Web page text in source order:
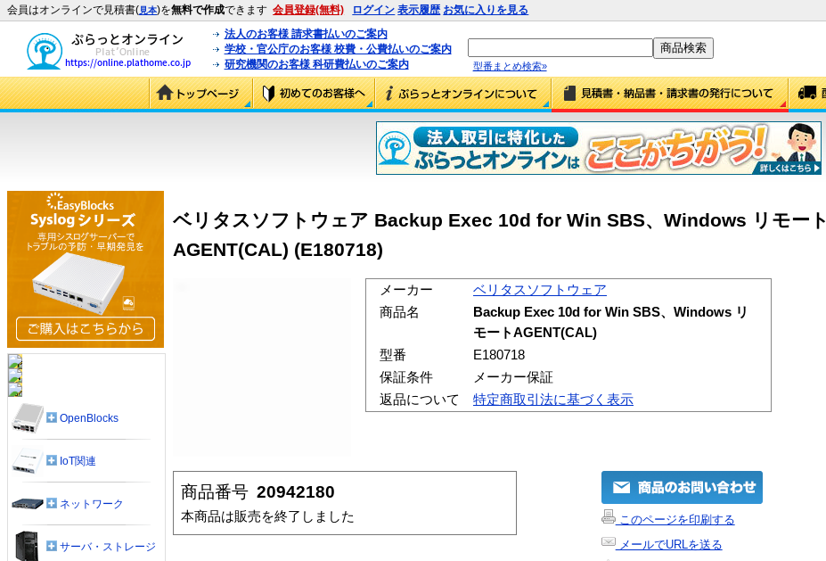
会員はオンラインで見積書(見本)を無料で作成できます 会員登録(無料) ログイン 表示履歴 お気に入りを見る
法人のお客様 請求書払いのご案内
学校・官公庁のお客様 校費・公費払いのご案内
研究機関のお客様 科研費払いのご案内
型番まとめ検索»
ベリタスソフトウェア Backup Exec 10d for Win SBS、Windows リモート
AGENT(CAL) (E180718)
メーカー
ベリタスソフトウェア
商品名
Backup Exec 10d for Win SBS、Windows リ
モートAGENT(CAL)
型番
E180718
保証条件
メーカー保証
返品について
特定商取引法に基づく表示
商品番号 20942180
本商品は販売を終了しました
このページを印刷する
メールでURLを送る
OpenBlocks
IoT関連
ネットワーク
サーバ・ストレージ